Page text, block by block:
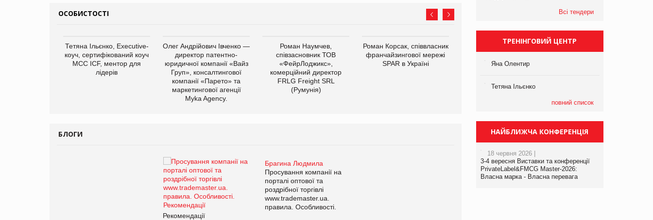
ОСОБИСТОСТІ
Тетяна Ільєнко, Executive-
коуч, сертифікований коуч
МСС ICF, ментор для
лідерів
Олег Андрійович Івченко —
директор патентно-
юридичної компанії «Вайз
Груп», консалтингової
компанії «Парето» та
маркетингової агенції
Myka Agency.
Роман Наумчев,
співзасновник ТОВ
«ФейрЛоджикс»,
комерційний директор
FRLG Freight SRL
(Румунія)
Роман Корсак, співвласник
франчайзингової мережі
SPAR в Україні
Олексій Логачов-Михайлов
департаменту з
Яна Сараніна, директор
БЛОГИ
Брагина Людмила
Просування компанії на
порталі оптової та
роздрібної торгівлі
www.trademaster.ua.
правила. Особливості.
Рекомендації
Брагина Людмила
Просування компанії на
порталі оптової та
Всі тендери
ТРЕНІНГОВИЙ ЦЕНТР
Яна Олентир
Тетяна Ільєнко
повний список
НАЙБЛИЖЧА КОНФЕРЕНЦІЯ
18 червня 2026 |
3-4 вересня Виставки та конференції
PrivateLabel&FMCG Master-2026:
Власна марка - Власна перевага